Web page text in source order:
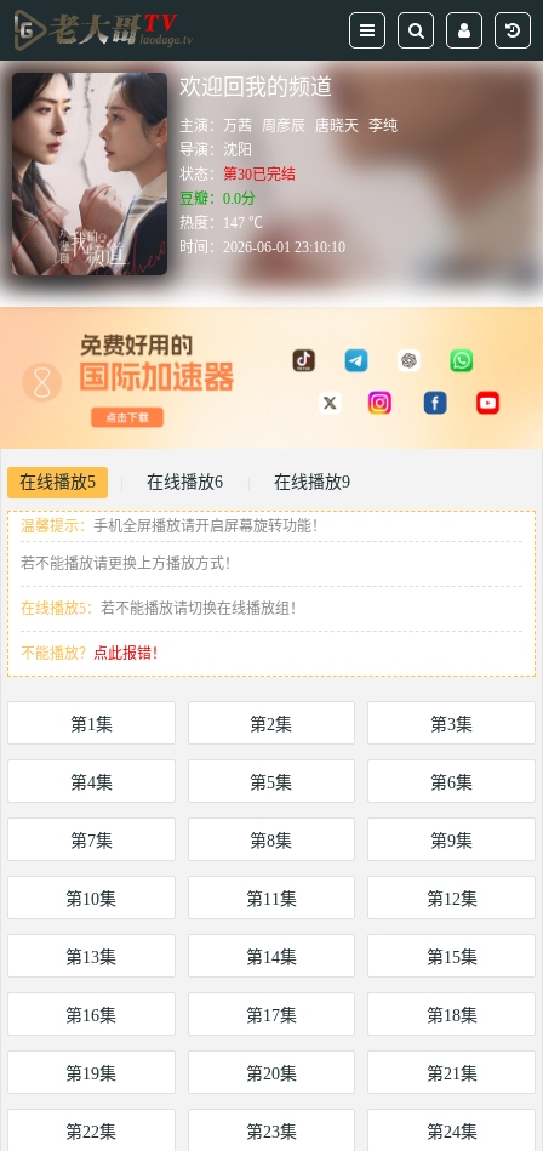
欢迎回我的频道
主演： 万茜 周彦辰 唐晓天 李纯
导演： 沈阳
状态：第30已完结
豆瓣：0.0分
热度：147 ℃
时间：2026-06-01 23:10:10
在线播放5 在线播放6 在线播放9
温馨提示： 手机全屏播放请开启屏幕旋转功能！
若不能播放请更换上方播放方式！
在线播放5： 若不能播放请切换在线播放组！
不能播放？ 点此报错！
第1集 第2集 第3集
第4集 第5集 第6集
第7集 第8集 第9集
第10集 第11集 第12集
第13集 第14集 第15集
第16集 第17集 第18集
第19集 第20集 第21集
第22集 第23集 第24集